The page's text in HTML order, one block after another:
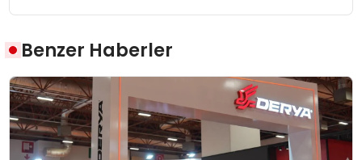
Benzer Haberler